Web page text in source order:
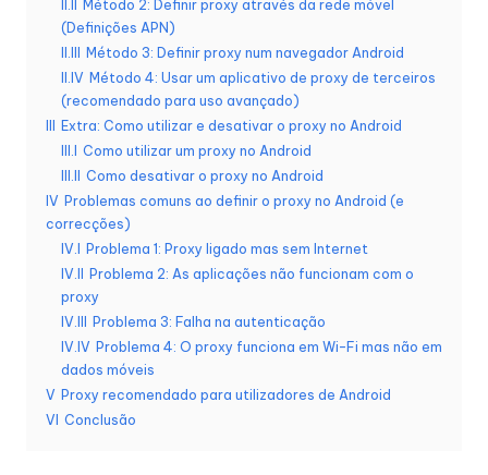
e
c
d
a
Método 2: Definir proxy através da rede móvel
(Definições APN)
Método 3: Definir proxy num navegador Android
II.IV Método 4: Usar um aplicativo de proxy de terceiros
(recomendado para uso avançado)
Extra: Como utilizar e desativar o proxy no Android
Como utilizar um proxy no Android
Como desativar o proxy no Android
IV Problemas comuns ao definir o proxy no Android (e
correcções)
IV.I
Problema 1: Proxy ligado mas sem Internet
IV.II
Problema 2: As aplicações não funcionam com o
proxy
IV.III
Problema 3: Falha na autenticação
IV.IV Problema 4: O proxy funciona em Wi-Fi mas não em
dados móveis
V Proxy recomendado para utilizadores de Android
VI Conclusão